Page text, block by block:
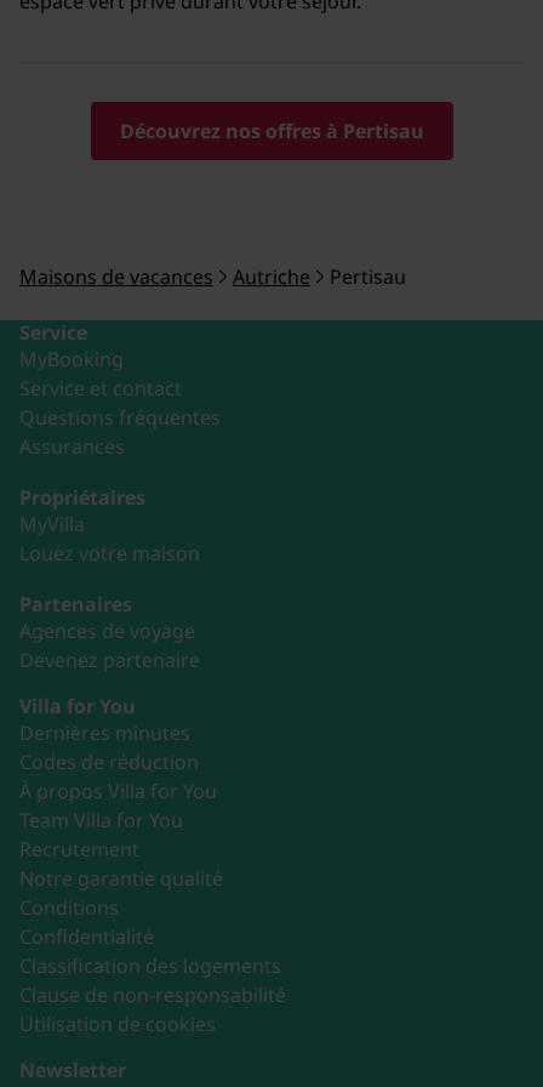
Découvrez nos offres à Pertisau
Maisons de vacances Autriche Pertisau
Service
MyBooking
Service et contact
Questions fréquentes
Assurances
Propriétaires
MyVilla
Louez votre maison
Partenaires
Agences de voyage
Devenez partenaire
Villa for You
Dernières minutes
Codes de réduction
À propos Villa for You
Team Villa for You
Recrutement
Notre garantie qualité
Conditions
Confidentialité
Classification des logements
Clause de non-responsabilité
Utilisation de cookies
Newsletter